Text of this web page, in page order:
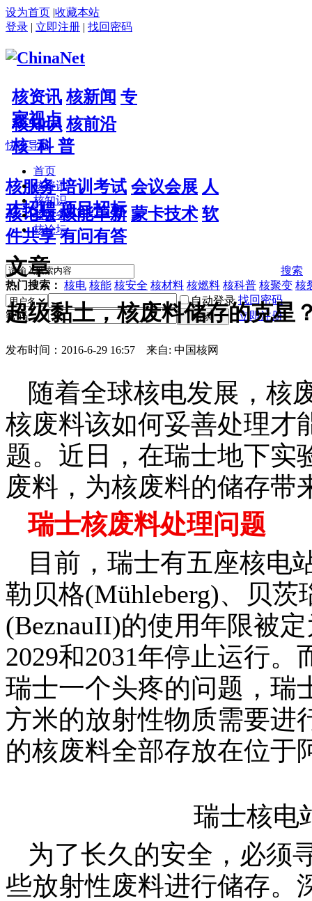
设为首页 |收藏本站
登录 | 立即注册 | 找回密码
核资讯 核新闻 专
家视点
核知识 核前沿
核 科 普
核服务 培训考试 会议会展 人
才招聘 项目招标
核论坛 核能革新 蒙卡技术 软
件共享 有问有答
搜索
热门搜索： 核电 核能 核安全 核材料 核燃料 核科普 核聚变 核
自动登录 找回密码
密码
登录 立即注册
快捷导航
首页
核资讯
核知识
核服务
核论坛
文章
超级黏土，核废料储存的克星
发布时间：2016-6-29 16:57 来自: 中国核网
随着全球核电发展，核
核废料该如何妥善处理才
题。近日，在瑞士地下实
废料，为核废料的储存带
瑞士核废料处理问题
目前，瑞士有五座核电
勒贝格(Mühleberg)、贝茨
(BeznauII)的使用年限被
2029和2031年停止运行。
瑞士一个头疼的问题，瑞
方米的放射性物质需要进
的核废料全部存放在位于
瑞士核电
为了长久的安全，必须
些放射性废料进行储存。